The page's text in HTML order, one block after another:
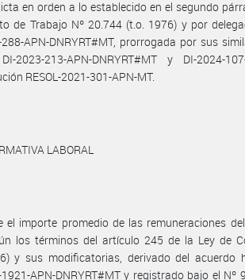
en orden a lo establecido en el segundo
de Trabajo Nº 20.744 (t.o. 1976) y por
APN-DNRYRT#MT, prorrogada por sus
2023-213-APN-DNRYRT#MT y DI-2024-107-
RESOL-2021-301-APN-MT.
LABORAL
el importe promedio de las remuneraciones
los términos del artículo 245 de la Ley de
y sus modificatorias, derivado del acuerdo
APN-DNRYRT#MT y registrado bajo el Nº